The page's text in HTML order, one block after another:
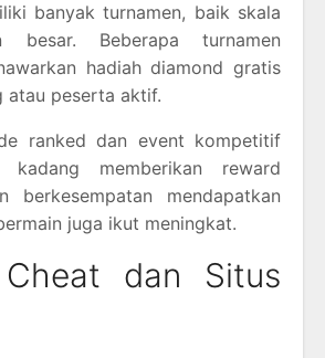
banyak turnamen, baik skala
besar. Beberapa turnamen
hadiah diamond gratis
atau peserta aktif.
ranked dan event kompetitif
memberikan reward
berkesempatan mendapatkan
juga ikut meningkat.
dan Situs